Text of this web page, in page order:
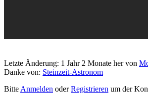
Letzte Änderung: 1 Jahr 2 Monate her von
Danke von: Steinzeit-Astronom
Bitte Anmelden oderRegistrieren um der